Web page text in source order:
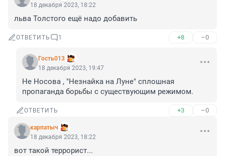
18 декабря 2023, 18:22
льва Толстого ещё надо добавить
ОТВЕТИТЬ 1 +8 –0
Гость013
18 декабря 2023, 19:47
Не Носова , "Незнайка на Луне" сплошная
пропаганда борьбы с существующим режимом.
ОТВЕТИТЬ +3 –0
карпатыч
18 декабря 2023, 18:22
вот такой террорист...